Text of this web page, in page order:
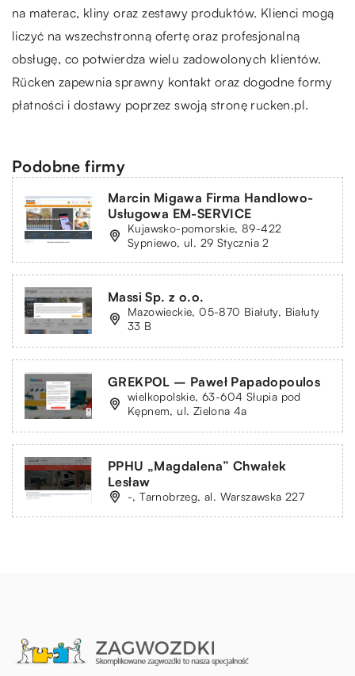
na materac, kliny oraz zestawy produktów. Klienci mogą
liczyć na wszechstronną ofertę oraz profesjonalną
obsługę, co potwierdza wielu zadowolonych klientów.
Rücken zapewnia sprawny kontakt oraz dogodne formy
płatności i dostawy poprzez swoją stronę rucken.pl.
Podobne firmy
Marcin Migawa Firma Handlowo-
Usługowa EM-SERVICE
Kujawsko-pomorskie, 89-422
Sypniewo, ul. 29 Stycznia 2
Massi Sp. z o.o.
Mazowieckie, 05-870 Białuty, Białuty
33 B
GREKPOL – Paweł Papadopoulos
wielkopolskie, 63-604 Słupia pod
Kępnem, ul. Zielona 4a
PPHU „Magdalena” Chwałek
Lesław
-, Tarnobrzeg, al. Warszawska 227